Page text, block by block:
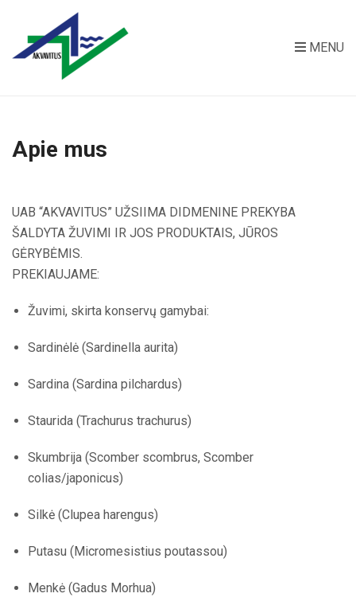
MENU
Apie mus
UAB “AKVAVITUS” UŽSIIMA DIDMENINE PREKYBA
ŠALDYTA ŽUVIMI IR JOS PRODUKTAIS, JŪROS
GĖRYBĖMIS.
PREKIAUJAME:
Žuvimi, skirta konservų gamybai:
Sardinėlė (Sardinella aurita)
Sardina (Sardina pilchardus)
Staurida (Trachurus trachurus)
Skumbrija (Scomber scombrus, Scomber
colias/japonicus)
Silkė (Clupea harengus)
Putasu (Micromesistius poutassou)
Menkė (Gadus Morhua)